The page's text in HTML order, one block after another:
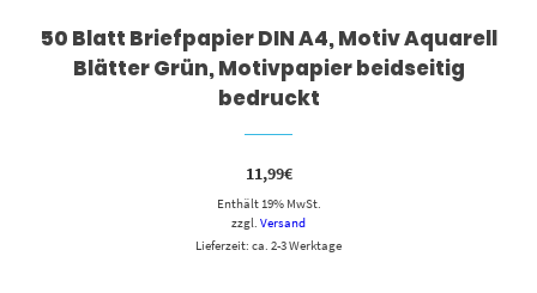
50 Blatt Briefpapier DIN A4, Motiv Aquarell
Blätter Grün, Motivpapier beidseitig
bedruckt
11,99€
Enthält 19% MwSt.
zzgl. Versand
Lieferzeit: ca. 2-3 Werktage